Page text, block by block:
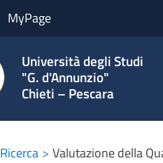
MyPage
Università degli Studi
"G. d'Annunzio"
Chieti – Pescara
Ricerca Valutazione della